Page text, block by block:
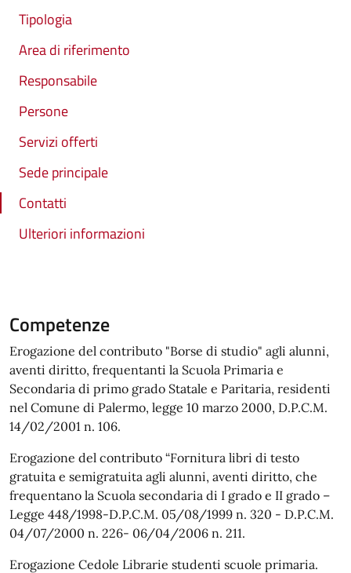
Tipologia
Area di riferimento
Responsabile
Persone
Servizi offerti
Sede principale
Contatti
Ulteriori informazioni
Competenze
Erogazione del contributo "Borse di studio" agli alunni,
aventi diritto, frequentanti la Scuola Primaria e
Secondaria di primo grado Statale e Paritaria, residenti
nel Comune di Palermo, legge 10 marzo 2000, D.P.C.M.
14/02/2001 n. 106.
Erogazione del contributo “Fornitura libri di testo
gratuita e semigratuita agli alunni, aventi diritto, che
frequentano la Scuola secondaria di I grado e II grado –
Legge 448/1998-D.P.C.M. 05/08/1999 n. 320 - D.P.C.M.
04/07/2000 n. 226- 06/04/2006 n. 211.
Erogazione Cedole Librarie studenti scuole primaria.